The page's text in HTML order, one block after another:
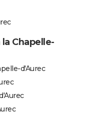
Chapelle-
d'Aurec